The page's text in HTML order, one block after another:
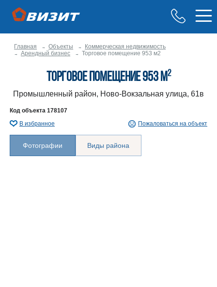
Главная Объекты
Коммерческая недвижимость
Арендный бизнес
Торговое помещение 953 м2
Торговое помещение 953 м2
Промышленный район, Ново-Вокзальная улица, 61в
Код объекта 178107
В избранное
Пожаловаться на объект
Фотографии Виды района